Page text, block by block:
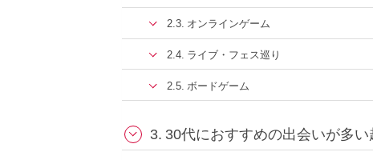
オンラインゲーム
ライブ・フェス巡り
ボードゲーム
30代におすすめの出会いが多い